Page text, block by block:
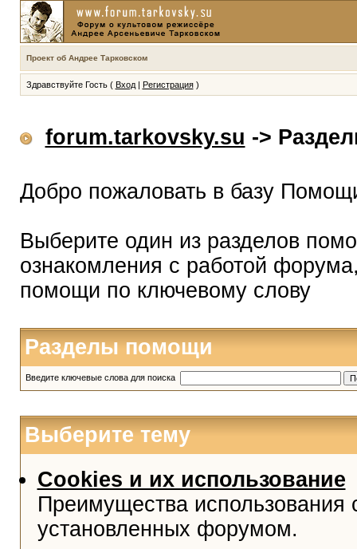
Проект об Андрее Тарковском
Здравствуйте Гость ( Вход| Регистрация)
forum.tarkovsky.su ->
Добро пожаловать в базу
Выберите один из разделов
ознакомления с работой
помощи по ключевому слову
Разделы помощи
Введите ключевые слова для поиска
Выберите тему
Cookies и их использование
Преимущества
установленных форумом.